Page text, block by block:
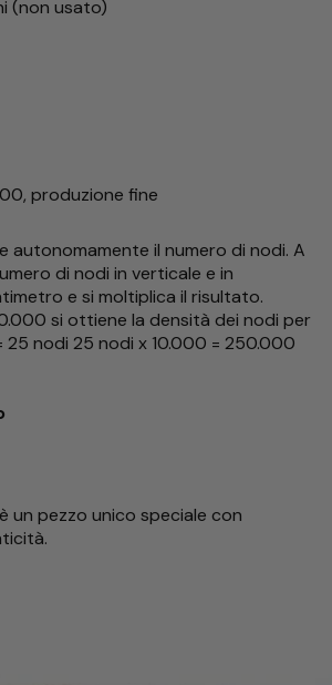
(non usato)
produzione fine
autonomamente il numero di nodi. A
di nodi in verticale e in
e si moltiplica il risultato.
si ottiene la densità dei nodi per
25 nodi 25 nodi x 10.000 = 250.000
un pezzo unico speciale con